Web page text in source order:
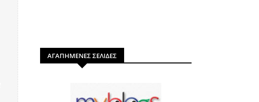
ΑΓΑΠΗΜΕΝΕΣ ΣΕΛΙΔΕΣ